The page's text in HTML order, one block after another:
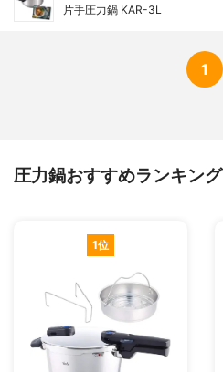
片手圧力鍋 KAR-3L
1
圧力鍋おすすめランキング
1位